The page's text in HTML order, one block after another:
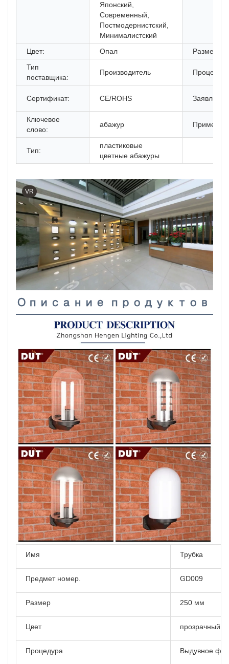
Японский,
Современный,
Постмодернистский,
Минималистский
Цвет: Опал
Размер:
Тип
поставщика:
Производитель
Сертификат: CE/ROHS
Ключевое
слово:
абажур
Тип:
пластиковые
цветные абажуры
VR
Описание продуктов
Имя Трубка
Предмет номер. GD009
Размер 250 мм
Цвет прозрачный
Процедура Выдувное